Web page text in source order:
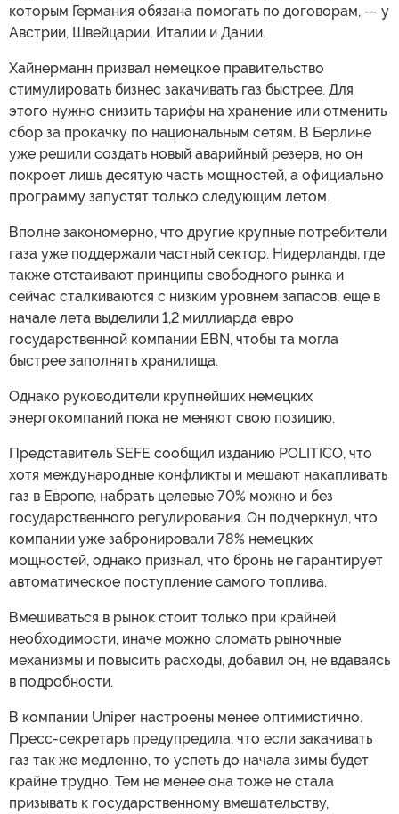
которым Германия обязана помогать по договорам, — у
Австрии, Швейцарии, Италии и Дании.
Хайнерманн призвал немецкое правительство
стимулировать бизнес закачивать газ быстрее. Для
этого нужно снизить тарифы на хранение или отменить
сбор за прокачку по национальным сетям. В Берлине
уже решили создать новый аварийный резерв, но он
покроет лишь десятую часть мощностей, а официально
программу запустят только следующим летом.
Вполне закономерно, что другие крупные потребители
газа уже поддержали частный сектор. Нидерланды, где
также отстаивают принципы свободного рынка и
сейчас сталкиваются с низким уровнем запасов, еще в
начале лета выделили 1,2 миллиарда евро
государственной компании EBN, чтобы та могла
быстрее заполнять хранилища.
Однако руководители крупнейших немецких
энергокомпаний пока не меняют свою позицию.
Представитель SEFE сообщил изданию POLITICO, что
хотя международные конфликты и мешают накапливать
газ в Европе, набрать целевые 70% можно и без
государственного регулирования. Он подчеркнул, что
компании уже забронировали 78% немецких
мощностей, однако признал, что бронь не гарантирует
автоматическое поступление самого топлива.
Вмешиваться в рынок стоит только при крайней
необходимости, иначе можно сломать рыночные
механизмы и повысить расходы, добавил он, не вдаваясь
в подробности.
В компании Uniper настроены менее оптимистично.
Пресс-секретарь предупредила, что если закачивать
газ так же медленно, то успеть до начала зимы будет
крайне трудно. Тем не менее она тоже не стала
призывать к государственному вмешательству,